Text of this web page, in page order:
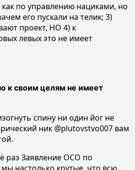
по управлению нациками, но
его пускали на телик; 3)
проект, НО 4) к
левых это не имеет
к своим целям не имеет
спину ни один йог не
ник @plutovstvo007 вам
раз Заявление ОСО по